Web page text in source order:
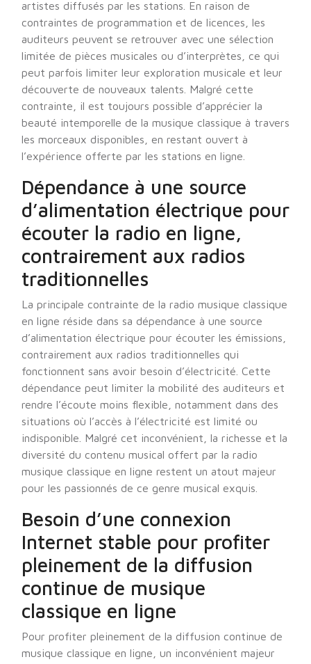
artistes diffusés par les stations. En raison de
contraintes de programmation et de licences, les
auditeurs peuvent se retrouver avec une sélection
limitée de pièces musicales ou d’interprètes, ce qui
peut parfois limiter leur exploration musicale et leur
découverte de nouveaux talents. Malgré cette
contrainte, il est toujours possible d’apprécier la
beauté intemporelle de la musique classique à travers
les morceaux disponibles, en restant ouvert à
l’expérience offerte par les stations en ligne.
Dépendance à une source
d’alimentation électrique pour
écouter la radio en ligne,
contrairement aux radios
traditionnelles
La principale contrainte de la radio musique classique
en ligne réside dans sa dépendance à une source
d’alimentation électrique pour écouter les émissions,
contrairement aux radios traditionnelles qui
fonctionnent sans avoir besoin d’électricité. Cette
dépendance peut limiter la mobilité des auditeurs et
rendre l’écoute moins flexible, notamment dans des
situations où l’accès à l’électricité est limité ou
indisponible. Malgré cet inconvénient, la richesse et la
diversité du contenu musical offert par la radio
musique classique en ligne restent un atout majeur
pour les passionnés de ce genre musical exquis.
Besoin d’une connexion
Internet stable pour profiter
pleinement de la diffusion
continue de musique
classique en ligne
Pour profiter pleinement de la diffusion continue de
musique classique en ligne, un inconvénient majeur